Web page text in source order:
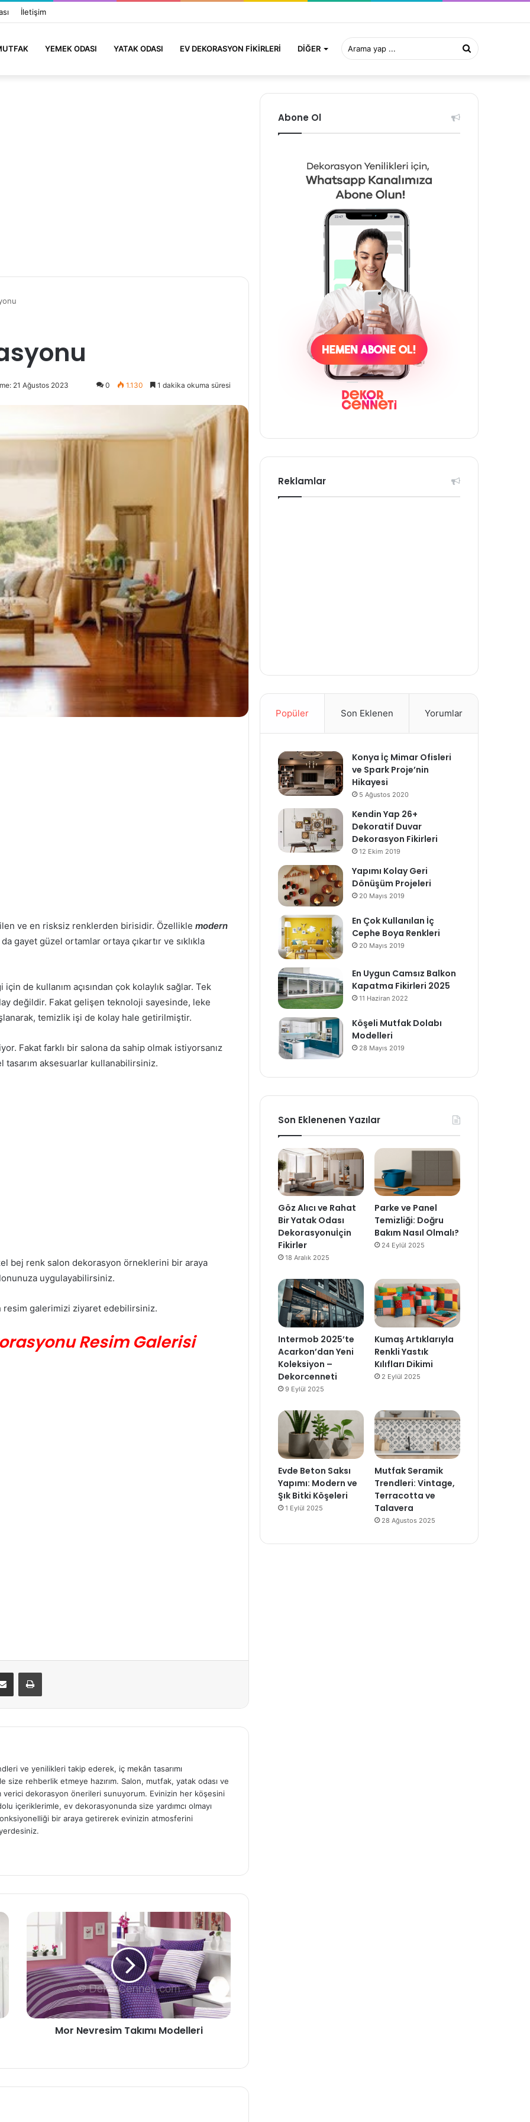
İletişim
YEMEK ODASI YATAK ODASI EV DEKORASYON FIKIRLERI DIĞER Arama
yap
21 Ağustos 2023 0 1.130 1 dakika okuma süresi
ve en risksiz renklerden birisidir. Özellikle modern
gayet güzel ortamlar ortaya çıkartır ve sıklıkla
de kullanım açısından çok kolaylık sağlar. Tek
değildir. Fakat gelişen teknoloji sayesinde, leke
temizlik işi de kolay hale getirilmiştir.
Fakat farklı bir salona da sahip olmak istiyorsanız
aksesuarlar kullanabilirsiniz.
bej renk salon dekorasyon örneklerini bir araya
uygulayabilirsiniz.
resim galerimizi ziyaret edebilirsiniz.
Resim Galerisi
ve yenilikleri takip ederek, iç mekân tasarımı
size rehberlik etmeye hazırım. Salon, mutfak, yatak odası ve
verici dekorasyon önerileri sunuyorum. Evinizin her köşesini
içeriklerimle, ev dekorasyonunda size yardımcı olmayı
bir araya getirerek evinizin atmosferini
Mor Nevresim Takımı Modelleri
Abone Ol
Reklamlar
Popüler Son Eklenen Yorumlar
Konya İç Mimar Ofisleri
ve Spark Proje’nin
Hikayesi
5 Ağustos 2020
Kendin Yap 26+
Dekoratif Duvar
Dekorasyon Fikirleri
12 Ekim 2019
Yapımı Kolay Geri
Dönüşüm Projeleri
20 Mayıs 2019
En Çok Kullanılan İç
Cephe Boya Renkleri
20 Mayıs 2019
En Uygun Camsız Balkon
Kapatma Fikirleri 2025
11 Haziran 2022
Köşeli Mutfak Dolabı
Modelleri
28 Mayıs 2019
Son Eklenenen Yazılar
Göz Alıcı ve Rahat
Bir Yatak Odası
Dekorasyonuİçin
Fikirler
18 Aralık 2025
Parke ve Panel
Temizliği: Doğru
Bakım Nasıl Olmalı?
24 Eylül 2025
Intermob 2025’te
Acarkon’dan Yeni
Koleksiyon –
Dekorcenneti
9 Eylül 2025
Kumaş Artıklarıyla
Renkli Yastık
Kılıfları Dikimi
2 Eylül 2025
Evde Beton Saksı
Yapımı: Modern ve
Şık Bitki Köşeleri
1 Eylül 2025
Mutfak Seramik
Trendleri: Vintage,
Terracotta ve
Talavera
28 Ağustos 2025